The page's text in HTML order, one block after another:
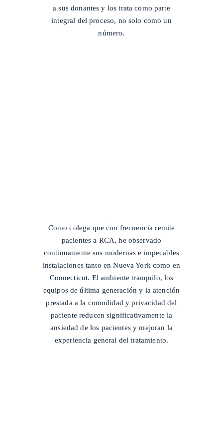
a sus donantes y los trata como parte
integral del proceso, no solo como un
número.
Como colega que con frecuencia remite
pacientes a RCA, he observado
continuamente sus modernas e impecables
instalaciones tanto en Nueva York como en
Connecticut. El ambiente tranquilo, los
equipos de última generación y la atención
prestada a la comodidad y privacidad del
paciente reducen significativamente la
ansiedad de los pacientes y mejoran la
experiencia general del tratamiento.